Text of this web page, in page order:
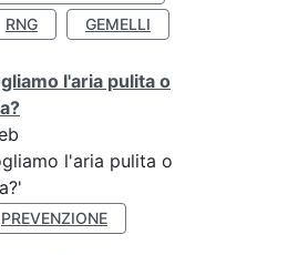
RNG GEMELLI
l'aria pulita o
l'aria pulita o
PREVENZIONE